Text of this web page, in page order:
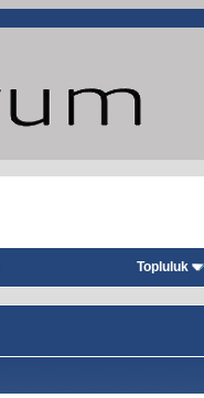
Topluluk